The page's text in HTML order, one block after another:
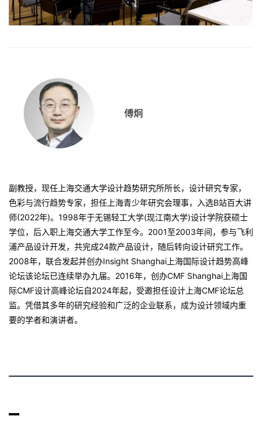
副教授，现任上海交通大学设计趋势研究所所长，设计研究专家，
色彩与流行趋势专家，担任上海青少年研究会理事，入选B站百大讲
师(2022年)。1998年于无锡轻工大学(现江南大学)设计学院获硕士
学位，后入职上海交通大学工作至今。2001至2003年间，参与飞利
浦产品设计开发，共完成24款产品设计，随后转向设计研究工作。
2008年，联合发起并创办Insight Shanghai上海国际设计趋势高峰
论坛该论坛已连续举办九届。2016年，创办CMF Shanghai上海国
际CMF设计高峰论坛自2024年起，受邀担任设计上海CMF论坛总
监。凭借其多年的研究经验和广泛的企业联系，成为设计领域内重
要的学者和演讲者。